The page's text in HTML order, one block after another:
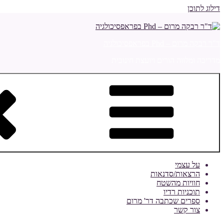
דילוג לתוכן
על עצמי
הרצאות/סדנאות
חוויות מהשטח
תוכניות רדיו
ספרים שכתבה דר' מרום
צור קשר